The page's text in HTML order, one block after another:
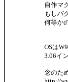
自作マ
もしバ
何等か
OSは
3.06イ
念のた